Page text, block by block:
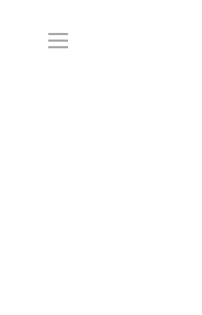
au Afficher / masquer la barre latérale